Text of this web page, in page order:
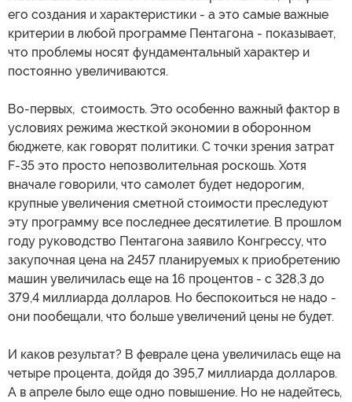
его создания и характеристики - а это самые важные
критерии в любой программе Пентагона - показывает,
что проблемы носят фундаментальный характер и
постоянно увеличиваются.
Во-первых, стоимость. Это особенно важный фактор в
условиях режима жесткой экономии в оборонном
бюджете, как говорят политики. С точки зрения затрат
F-35 это просто непозволительная роскошь. Хотя
вначале говорили, что самолет будет недорогим,
крупные увеличения сметной стоимости преследуют
эту программу все последнее десятилетие. В прошлом
году руководство Пентагона заявило Конгрессу, что
закупочная цена на 2457 планируемых к приобретению
машин увеличилась еще на 16 процентов - с 328,3 до
379,4 миллиарда долларов. Но беспокоиться не надо -
они пообещали, что больше увеличений цены не будет.
И каков результат? В феврале цена увеличилась еще на
четыре процента, дойдя до 395,7 миллиарда долларов.
А в апреле было еще одно повышение. Но не надейтесь,